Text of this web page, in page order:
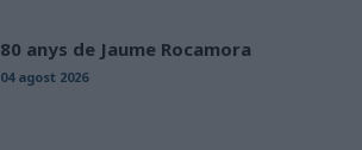
80 anys de Jaume Rocamora
04 agost 2026